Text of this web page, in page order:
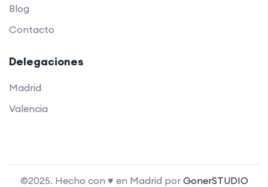
Blog
Contacto
Delegaciones
Madrid
Valencia
©2025. Hecho con ♥ en Madrid por GonerSTUDIO